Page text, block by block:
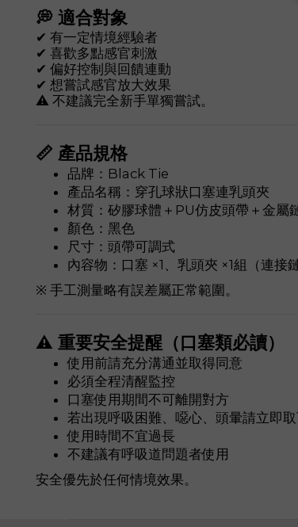
💭 適合對象
✔ 有一定情境經驗者
✔ 喜歡多點感官刺激
✔ 偏好控制與回饋連動
✔ 想嘗試感官放大效果
⚠ 不建議完全新手單獨嘗試。
📏 產品規格
品牌：Black Tie
產品名稱：穿孔球狀口塞連乳頭夾
材質：矽膠球體＋PU仿皮頭帶＋金屬
顏色：黑色
尺寸：頭帶可調式
內容物：口塞 ×1、乳頭夾 ×1組（連接鏈
※ 手工測量略有誤差屬正常範圍。
⚠ 重要安全提醒（口塞類必讀）
使用前請充分溝通並取得同意
必須全程清醒監控
口塞使用期間不可離開對方
若出現呼吸困難、噁心、頭暈請立即
使用時間不宜過長
不建議有呼吸道問題者使用
安全優先於任何情境效果。